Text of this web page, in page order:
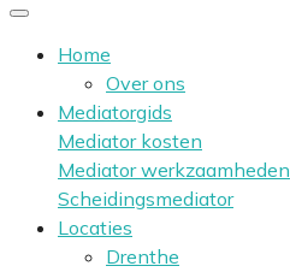
Home
Over ons
Mediatorgids
Mediator kosten
Mediator werkzaamheden
Scheidingsmediator
Locaties
Drenthe